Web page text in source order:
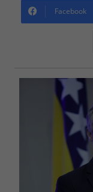
Facebook